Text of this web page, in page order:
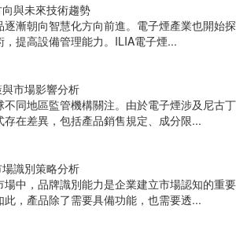
與未來技術趨勢
漸朝向智慧化方向前進。電子煙產業也開始探
提高設備管理能力。ILIA電子煙...
市場影響分析
同地區監管機構關注。由於電子煙涉及尼古丁
在差異，包括產品銷售規定、成分限...
識別策略分析
中，品牌識別能力是企業建立市場認知的重要
，產品除了需要具備功能，也需要透...